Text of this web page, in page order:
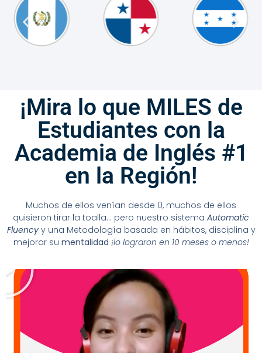
¡Mira lo que MILES de
Estudiantes con la
Academia de Inglés #1
en la Región!
Muchos de ellos venían desde 0, muchos de ellos
quisieron tirar la toalla… pero nuestro sistema Automatic
Fluencyy una Metodología basada en hábitos, disciplina y
mejorar su mentalidad ¡lo lograron en 10 meses o menos!